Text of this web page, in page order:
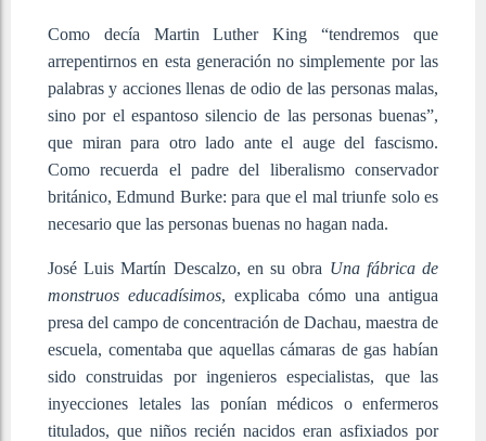
Como decía Martin Luther King “tendremos que
arrepentirnos en esta generación no simplemente por las
palabras y acciones llenas de odio de las personas malas,
sino por el espantoso silencio de las personas buenas”,
que miran para otro lado ante el auge del fascismo.
Como recuerda el padre del liberalismo conservador
británico, Edmund Burke: para que el mal triunfe solo es
necesario que las personas buenas no hagan nada.
José Luis Martín Descalzo, en su obra Una fábrica de
monstruos educadísimos, explicaba cómo una antigua
presa del campo de concentración de Dachau, maestra de
escuela, comentaba que aquellas cámaras de gas habían
sido construidas por ingenieros especialistas, que las
inyecciones letales las ponían médicos o enfermeros
titulados, que niños recién nacidos eran asfixiados por